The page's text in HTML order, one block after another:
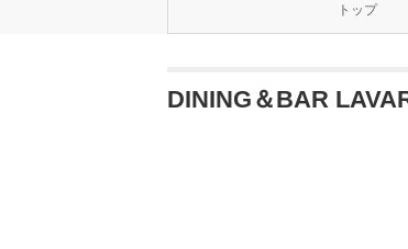
トップ
DINING＆BAR